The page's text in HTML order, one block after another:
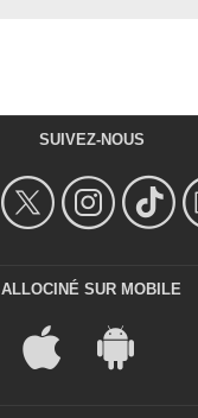
SUIVEZ-NOUS
ALLOCINÉ SUR MOBILE